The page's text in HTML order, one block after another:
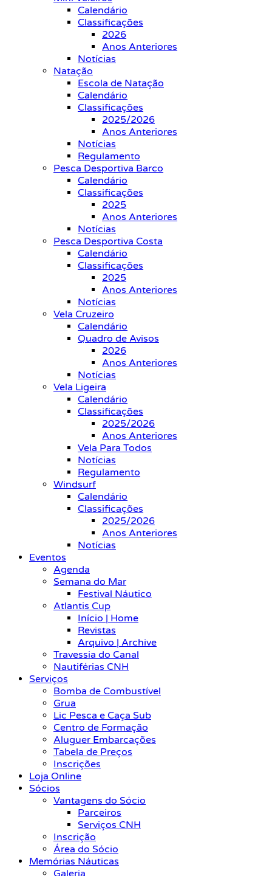
Calendário
Classificações
2026
Anos Anteriores
Notícias
Natação
Escola de Natação
Calendário
Classificações
2025/2026
Anos Anteriores
Notícias
Regulamento
Pesca Desportiva Barco
Calendário
Classificações
2025
Anos Anteriores
Notícias
Pesca Desportiva Costa
Calendário
Classificações
2025
Anos Anteriores
Notícias
Vela Cruzeiro
Calendário
Quadro de Avisos
2026
Anos Anteriores
Notícias
Vela Ligeira
Calendário
Classificações
2025/2026
Anos Anteriores
Vela Para Todos
Notícias
Regulamento
Windsurf
Calendário
Classificações
2025/2026
Anos Anteriores
Notícias
Eventos
Agenda
Semana do Mar
Festival Náutico
Atlantis Cup
Início | Home
Revistas
Arquivo | Archive
Travessia do Canal
Nautiférias CNH
Serviços
Bomba de Combustível
Grua
Lic Pesca e Caça Sub
Centro de Formação
Aluguer Embarcações
Tabela de Preços
Inscrições
Loja Online
Sócios
Vantagens do Sócio
Parceiros
Serviços CNH
Inscrição
Área do Sócio
Memórias Náuticas
Galeria